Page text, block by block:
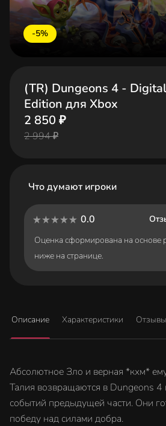
-5%
(TR) Dungeons 4 -
Edition для Xbox
2 850 ₽
2 994 ₽
Что думают игроки
0.0
Оценка сформирована на основе
ниже на странице.
Описание Характеристики Отзывы
Абсолютное Зло и верная *кхм*
Талия возвращаются в Dungeons 4
событий предыдущей части. Они
победу над силами добра.